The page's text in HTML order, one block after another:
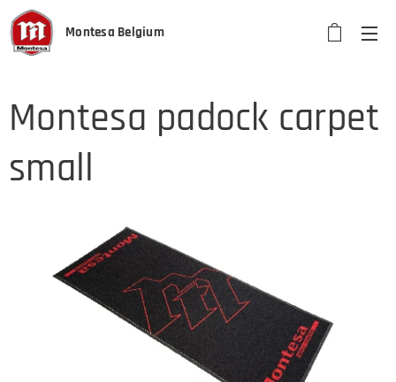
Montesa Belgium
Montesa padock carpet
small